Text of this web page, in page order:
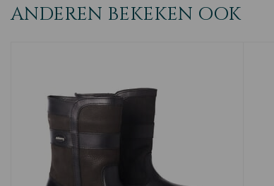
ANDEREN BEKEKEN OOK